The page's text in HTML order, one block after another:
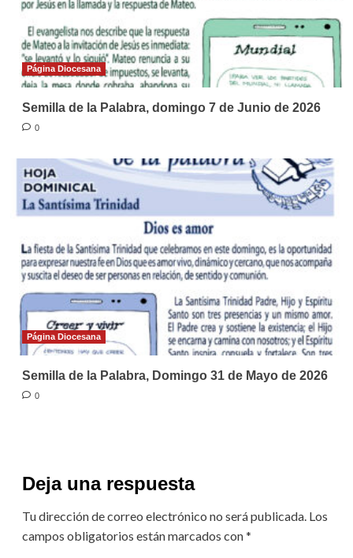
Página Diocesana
Semilla de la Palabra, domingo 7 de Junio de 2026
0
Página Diocesana
Semilla de la Palabra, Domingo 31 de Mayo de 2026
0
Deja una respuesta
Tu dirección de correo electrónico no será publicada. Los
campos obligatorios están marcados con*